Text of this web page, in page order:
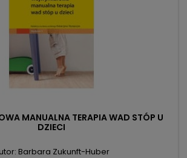
MANUALNA TERAPIA WAD STÓP U
DZIECI
Barbara Zukunft-Huber